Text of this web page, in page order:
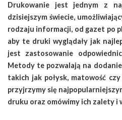
Drukowanie jest jednym z
dzisiejszym świecie,
rodzaju informacji, od gazet po
aby te druki wyglądały jak
jest zastosowanie
Metody te pozwalają na
takich jak połysk, matowość
przyjrzymy się
druku oraz omówimy ich zalety i